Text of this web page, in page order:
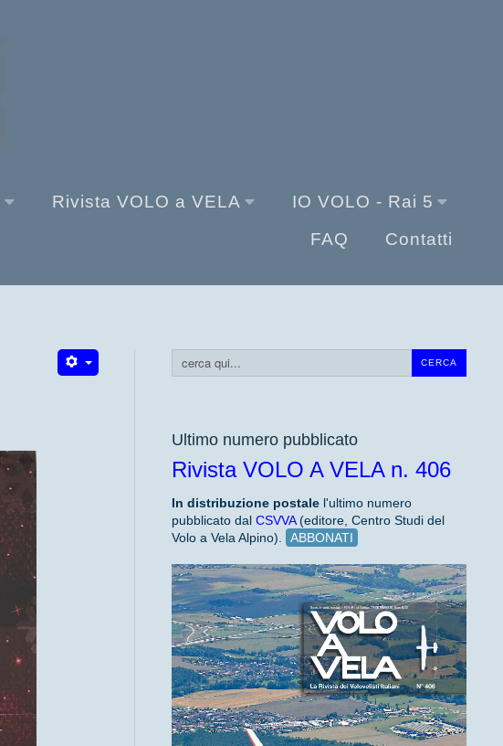
Rivista VOLO a VELA
IO VOLO - Rai 5
FAQ
Contatti
CERCA
Cerca...
Ultimo numero pubblicato
Rivista VOLO A VELA n. 406
In distribuzione postalel'ultimo numero
pubblicato dal CSVVA(editore, Centro Studi del
Volo a Vela Alpino).
ABBONATI